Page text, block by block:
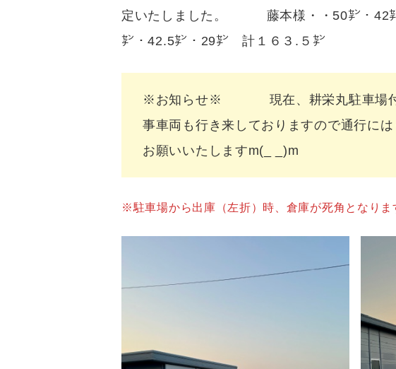
定いたしました。 藤本様・・50
㌢・42.5㌢・29㌢ 計１６３.５㌢
※お知らせ※ 現在、耕栄丸駐車場付近
事車両も行き来しておりますので通行に
お願いいたしますm(_ _)m
※駐車場から出庫（左折）時、倉庫が死角となり